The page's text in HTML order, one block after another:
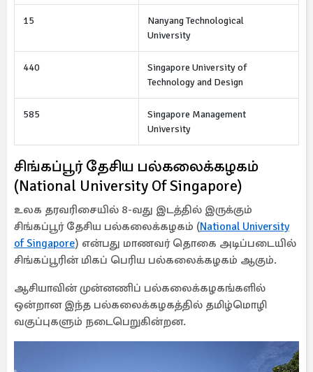
15
Nanyang Technological
University
440
Singapore University of
Technology and Design
585
Singapore Management
University
சிங்கப்பூர் தேசிய பல்கலைக்கழகம்
(National University Of Singapore)
உலக தரவரிசையில் 8-வது இடத்தில் இருக்கும்
சிங்கப்பூர் தேசிய பல்கலைக்கழகம் (National University
of Singapore) என்பது மாணவர் தொகை அடிப்படையில்
சிங்கப்பூரின் மிகப் பெரிய பல்கலைக்கழகம் ஆகும்.
ஆசியாவின் முன்னணிப் பல்கலைக்கழகங்களில்
ஒன்றான இந்த பல்கலைக்கழகத்தில் தமிழ்மொழி
வகுப்புகளும் நடைபெறுகின்றன.